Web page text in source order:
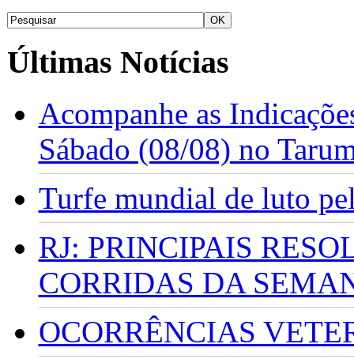
Últimas Notícias
Acompanhe as
Sábado (08/08) no
Turfe mundial de luto
RJ: PRINCIPAIS
CORRIDAS DA
OCORRÊNCIAS